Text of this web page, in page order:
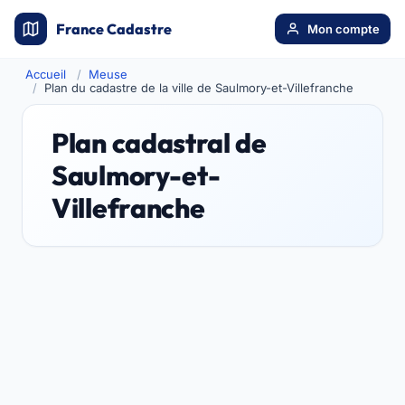
France Cadastre Mon compte
Accueil
Meuse
Plan du cadastre de la ville de Saulmory-et-Villefranche
Plan cadastral de
Saulmory-et-
Villefranche